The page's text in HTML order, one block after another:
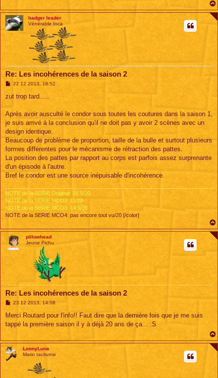
badger leader
Vénérable Inca
Re: Les incohérences de la saison 2
M
s
g
22 12 2013, 18:52
zut trop tard.....
Après avoir ausculté le condor sous toutes les coutures dans la saison 1,
je suis arrivé à la conclusion qu'il ne doit pas y avoir 2 scènes avec un
design identique.
Beaucoup de problème de proportion, taille de la bulle et surtout plusieurs
formes différentes pour le mécanisme de rétraction des pattes.
La position des pattes par rapport au corps est parfois assez surprenante
d'un épisode à l'autre.
Bref le condor est une source inépuisable d'incohérence.
NOTE de la SERIE Original: 16.5/20.
NOTE de la SERIE MCO2: 11/20
NOTE de la SERIE MCO3: 14.5/20
NOTE de la SERIE MCO4: pas encore tout vu/20 [/color]
pillowhead
Jeune Pichu
Re: Les incohérences de la saison 2
M
s
a
23 12 2013, 14:08
Merci Routard pour l'info!! Faut dire que la dernière fois que je me suis
tappé la première saison il y à déjà 20 ans de ça... :S
LoonyLuna
Marin taciturne